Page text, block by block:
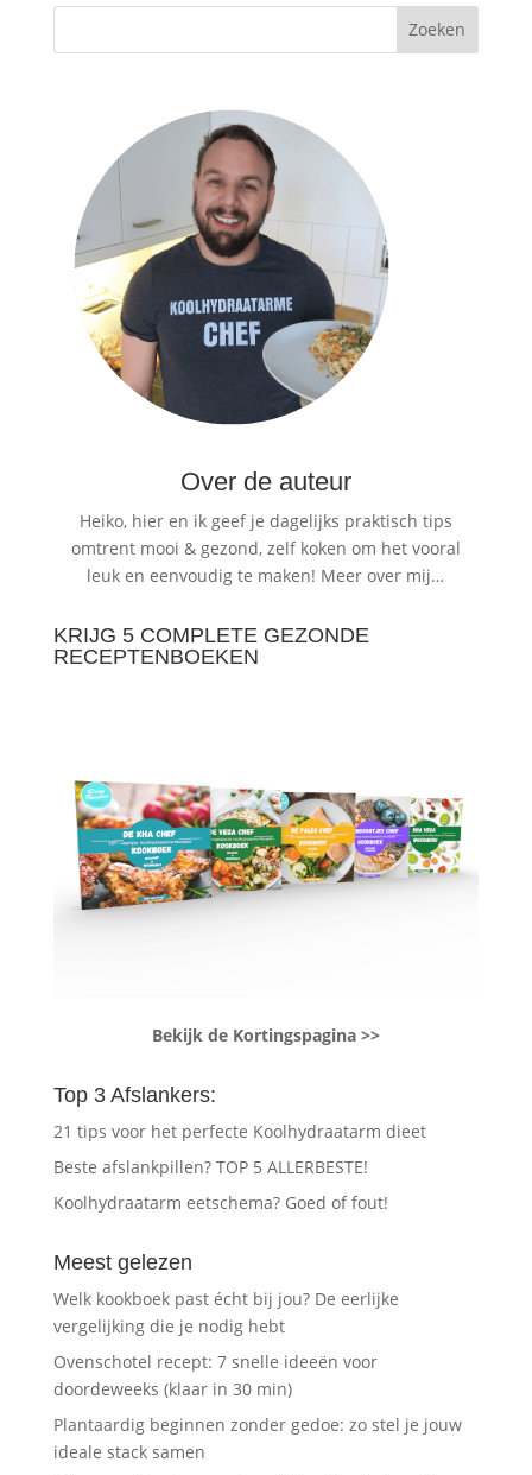
Over de auteur
Heiko, hier en ik geef je dagelijks praktisch tips
omtrent mooi & gezond, zelf koken om het vooral
leuk en eenvoudig te maken! Meer over mij…
KRIJG 5 COMPLETE GEZONDE
RECEPTENBOEKEN
Bekijk de Kortingspagina >>
Top 3 Afslankers:
21 tips voor het perfecte Koolhydraatarm dieet
Beste afslankpillen? TOP 5 ALLERBESTE!
Koolhydraatarm eetschema? Goed of fout!
Meest gelezen
Welk kookboek past écht bij jou? De eerlijke
vergelijking die je nodig hebt
Ovenschotel recept: 7 snelle ideeën voor
doordeweeks (klaar in 30 min)
Plantaardig beginnen zonder gedoe: zo stel je jouw
ideale stack samen